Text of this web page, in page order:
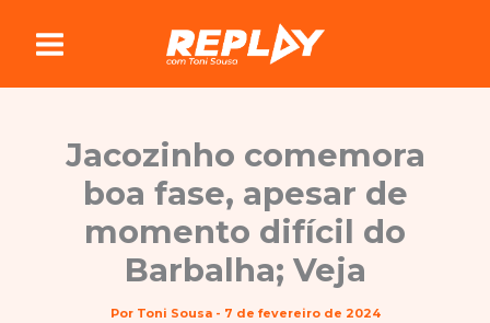
conteúdo
Jacozinho comemora
boa fase, apesar de
momento difícil do
Barbalha; Veja
Por Toni Sousa - 7 de fevereiro de 2024